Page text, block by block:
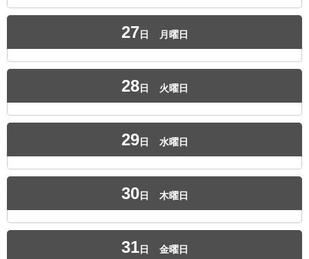
27 日 月曜日
28日 火曜日
29日 水曜日
30日 木曜日
31日 金曜日